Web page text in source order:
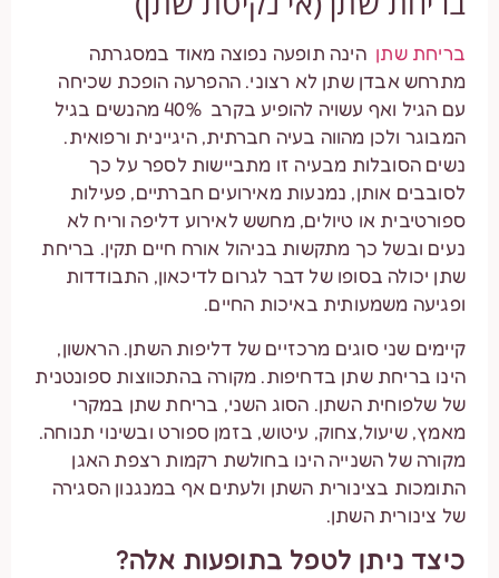
בריחת שתן הינה תופעה נפוצה מאוד במסגרתה
מתרחש אבדן שתן לא רצוני. ההפרעה הופכת שכיחה
עם הגיל ואף עשויה להופיע בקרב 40% מהנשים בגיל
המבוגר ולכן מהווה בעיה חברתית, היגיינית ורפואית.
נשים הסובלות מבעיה זו מתביישות לספר על כך
לסובבים אותן, נמנעות מאירועים חברתיים, פעילות
ספורטיבית או טיולים, מחשש לאירוע דליפה וריח לא
נעים ובשל כך מתקשות בניהול אורח חיים תקין. בריחת
שתן יכולה בסופו של דבר לגרום לדיכאון, התבודדות
ופגיעה משמעותית באיכות החיים.
קיימים שני סוגים מרכזיים של דליפות השתן. הראשון,
הינו בריחת שתן בדחיפות. מקורה בהתכווצות ספונטנית
של שלפוחית השתן. הסוג השני, בריחת שתן במקרי
מאמץ, שיעול,צחוק, עיטוש, בזמן ספורט ובשינוי תנוחה.
מקורה של השנייה הינו בחולשת רקמות רצפת האגן
התומכות בצינורית השתן ולעתים אף במנגנון הסגירה
של צינורית השתן.
כיצד ניתן לטפל בתופעות אלה?